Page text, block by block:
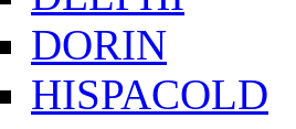
DORIN
HISPACOLD